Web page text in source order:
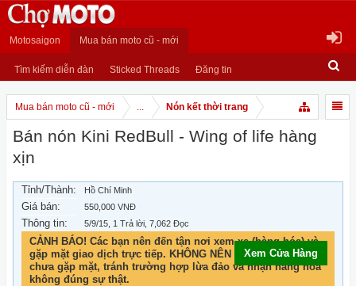
Motosaigon Mua bán moto cũ - mới
Tìm kiếm diễn đàn Sticked Threads Đăng tin
Mua bán moto cũ - mới ... Nón kết thời trang
Bán nón Kini RedBull - Wing of life hàng
xịn
Tỉnh/Thành: Hồ Chí Minh
Giá bán: 550,000 VNĐ
Thông tin: 5/9/15 , 1 Trả lời, 7,062 Đọc
CẢNH BÁO! Các bạn nên đến tận nơi xem xe (hàng hóa) và
gặp mặt giao dịch trực tiếp. KHÔNG NÊN chuyển khoản khi
chưa gặp mặt, tránh trường hợp lừa đảo và nhận hàng hóa
không đúng sự thật.
Xem Cửa Hàng
Xem Cửa Hàng